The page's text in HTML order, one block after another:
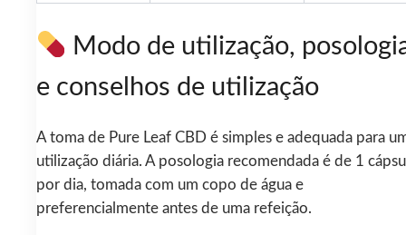
Modo de utilização,
e conselhos de utilização
A toma de Pure Leaf CBD é simples e adequada para
utilização diária. A posologia recomendada é de 1
por dia, tomada com um copo de água e
preferencialmente antes de uma refeição.